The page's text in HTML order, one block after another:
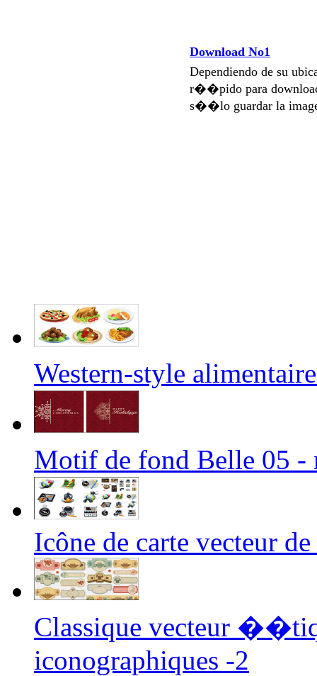
Download No1
Dependiendo de su
r��pido para
s��lo guardar la
Western-style
Motif de fond Belle 05
Icône de carte vecteur
Classique vecteur
iconographiques -2